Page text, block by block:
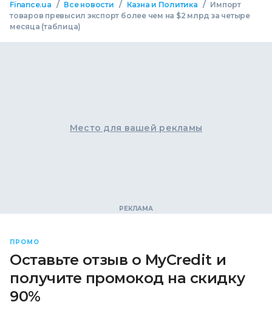
Finance.ua / Все новости / Казна и Политика / Импорт
товаров превысил экспорт более чем на $2 млрд за четыре
месяца (таблица)
Место для вашей рекламы
ПРОМО
Оставьте отзыв о MyCredit и
получите промокод на скидку
90%